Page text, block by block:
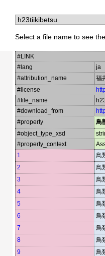
Select a file name to see
#LINK
#lang
ja
#attribution_name
福
#license
#file_name
#download_from
#property
鳥
#object_type_xsd
#property_context
1
鳥
2
鳥
3
鳥
4
鳥
5
鳥
6
鳥
7
鳥
8
鳥
9
鳥